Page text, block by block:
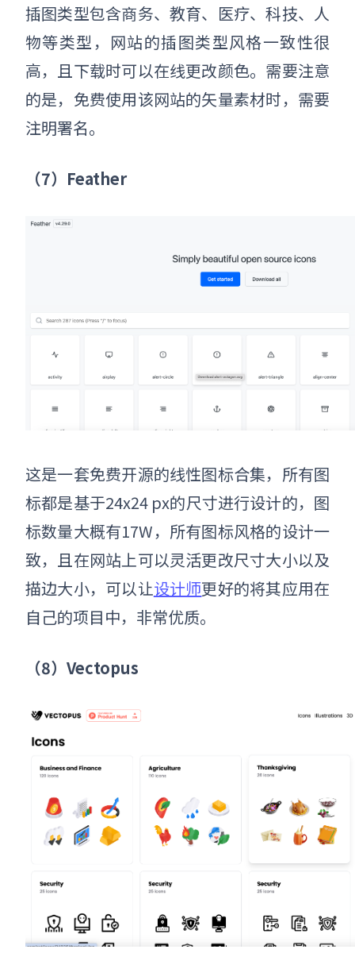
插图类型包含商务、教育、医疗、科技、人
物等类型，网站的插图类型风格一致性很
高，且下载时可以在线更改颜色。需要注意
的是，免费使用该网站的矢量素材时，需要
注明署名。
（7）Feather
这是一套免费开源的线性图标合集，所有图
标都是基于24x24 px的尺寸进行设计的，图
标数量大概有17W，所有图标风格的设计一
致，且在网站上可以灵活更改尺寸大小以及
描边大小，可以让设计师更好的将其应用在
自己的项目中，非常优质。
（8）Vectopus